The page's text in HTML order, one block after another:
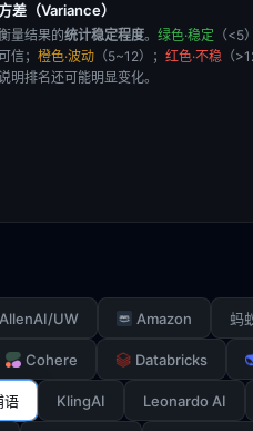
差（Variance）
量结果的统计稳定程度。 绿色·稳定 （<5
信； 橙色·波动 （5~12）； 红色·不稳 （
明排名还可能明显变化。
AllenAI/UW Amazon 蚂
Cohere Databricks
语 KlingAI Leonardo AI